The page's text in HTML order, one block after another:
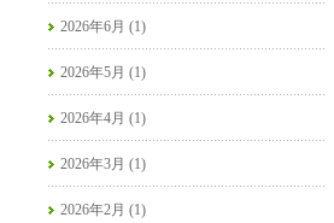
2026年6月 (1)
2026年5月 (1)
2026年4月 (1)
2026年3月 (1)
2026年2月 (1)